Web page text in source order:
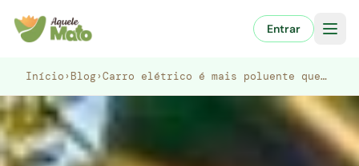
para
Entrar
Início› Blog›Carro elétrico é mais poluente que…